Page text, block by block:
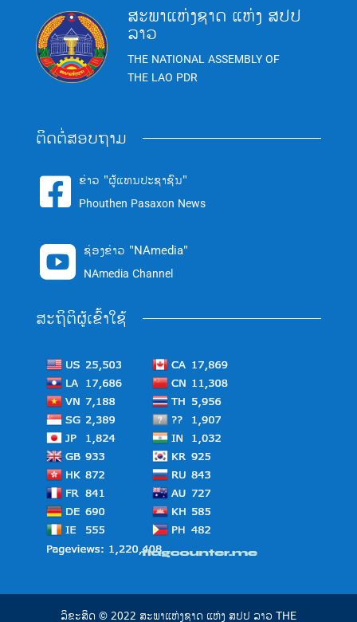
ສະພາແຫ່ງຊາດ ແຫ່ງ ສປປ
ລາວ
THE NATIONAL ASSEMBLY OF
THE LAO PDR
ຕິດຕໍ່ສອບຖາມ
 ຂ່າວ "ຜູ້ແທນປະຊາຊົນ"
Phouthen Pasaxon News
 ຊ່ອງຂ່າວ "NAmedia"
NAmedia Channel
ສະຖິຕິຜູ້ເຂົ້າໃຊ້
ລິຂະສິດ © 2022 ສະພາແຫ່ງຊາດ ແຫ່ງ ສປປ ລາວ THE